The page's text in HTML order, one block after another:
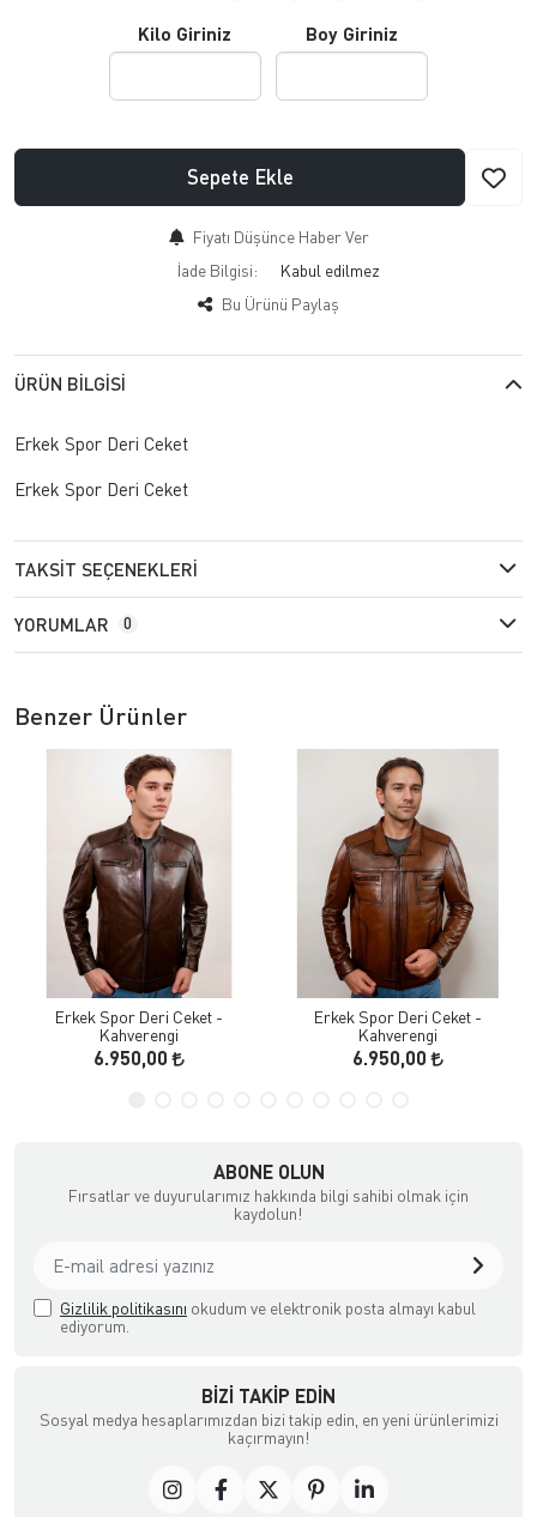
Kilo Giriniz Boy Giriniz
Sepete Ekle
Fiyatı Düşünce Haber Ver
İade Bilgisi:
Bu Ürünü Paylaş
ÜRÜN BILGISI
Erkek Spor Deri Ceket
Erkek Spor Deri Ceket
TAKSIT SEÇENEKLERI
YORUMLAR 0
Benzer Ürünler
Erkek Spor Deri Ceket -
Kahverengi
6.950,00
Erkek Spor Deri Ceket -
Kahverengi
6.950,00
ABONE OLUN
Fırsatlar ve duyurularımız hakkında bilgi sahibi olmak için
kaydolun!
Gizlilik politikasını okudum ve elektronik posta almayı kabul
ediyorum.
BIZI TAKIP EDIN
Sosyal medya hesaplarımızdan bizi takip edin, en yeni ürünlerimizi
kaçırmayın!